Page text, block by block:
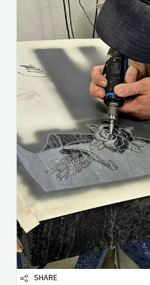
SHARE